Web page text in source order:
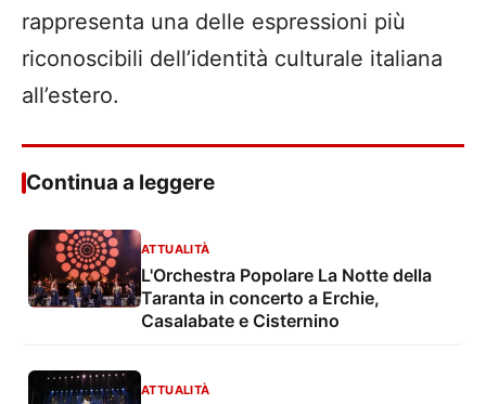
rappresenta una delle espressioni più
riconoscibili dell’identità culturale italiana
all’estero.
Continua a leggere
ATTUALITÀ
L'Orchestra Popolare La Notte della
Taranta in concerto a Erchie,
Casalabate e Cisternino
ATTUALITÀ